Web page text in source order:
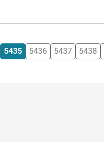
5435 5436 5437 5438